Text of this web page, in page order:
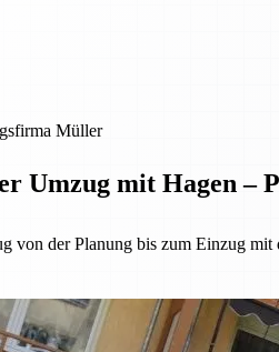
Müller
Umzug mit Hagen –
von der Planung bis zum Einzug